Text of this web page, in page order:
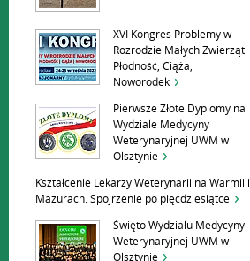
XVI Kongres Problemy w
Rozrodzie Małych Zwierząt
Płodność, Ciąża,
Noworodek
Pierwsze Złote Dyplomy na
Wydziale Medycyny
Weterynaryjnej UWM w
Olsztynie
Kształcenie Lekarzy Weterynarii na Warmii i
Mazurach. Spojrzenie po pięćdziesiątce
Święto Wydziału Medycyny
Weterynaryjnej UWM w
Olsztynie